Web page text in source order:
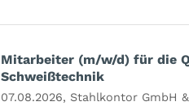
Mitarbeiter (m/w/d) für die
Schweißtechnik
07.08.2026, Stahlkontor GmbH